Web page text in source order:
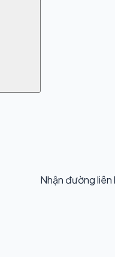
Nhận đường